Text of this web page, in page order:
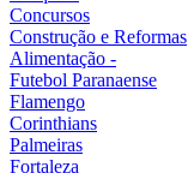
Concursos
Construção e Reformas
Alimentação -
Futebol Paranaense
Flamengo
Corinthians
Palmeiras
Fortaleza